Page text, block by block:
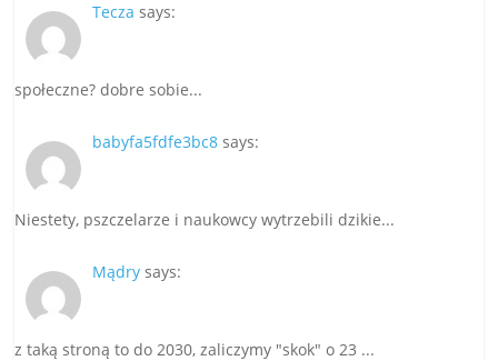
Tecza says:
społeczne? dobre sobie...
babyfa5fdfe3bc8 says:
Niestety, pszczelarze i naukowcy wytrzebili dzikie...
Mądry says:
z taką stroną to do 2030, zaliczymy "skok" o 23 ...